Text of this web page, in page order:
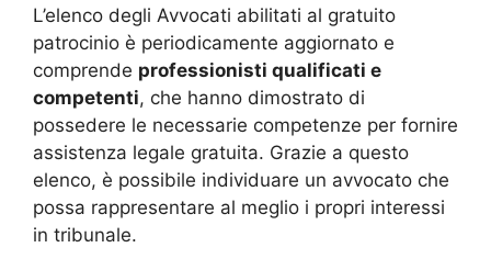
L’elenco degli Avvocati abilitati al gratuito
patrocinio è periodicamente aggiornato e
comprende professionisti qualificati e
competenti, che hanno dimostrato di
possedere le necessarie competenze per fornire
assistenza legale gratuita. Grazie a questo
elenco, è possibile individuare un avvocato che
possa rappresentare al meglio i propri interessi
in tribunale.